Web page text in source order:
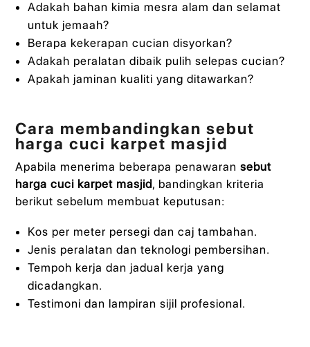
Adakah bahan kimia mesra alam dan selamat
untuk jemaah?
Berapa kekerapan cucian disyorkan?
Adakah peralatan dibaik pulih selepas cucian?
Apakah jaminan kualiti yang ditawarkan?
Cara membandingkan sebut
harga cuci karpet masjid
Apabila menerima beberapa penawaransebut
harga cuci karpet masjid, bandingkan kriteria
berikut sebelum membuat keputusan:
Kos per meter persegi dan caj tambahan.
Jenis peralatan dan teknologi pembersihan.
Tempoh kerja dan jadual kerja yang
dicadangkan.
Testimoni dan lampiran sijil profesional.